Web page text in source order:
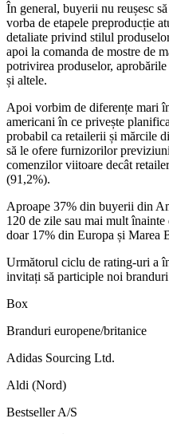
În general, buyerii nu reușesc
vorba de etapele preproducție
detaliate privind stilul
apoi la comanda de mostre de
potrivirea produselor,
și altele.
Apoi vorbim de diferențe mari
americani în ce privește
probabil ca retailerii și mărcile
să le ofere furnizorilor
comenzilor viitoare decât
(91,2%).
Aproape 37% din buyerii din
120 de zile sau mai mult
doar 17% din Europa și Marea
Următorul ciclu de rating-uri a
invitați să participle noi
Box
Branduri europene/britanice
Adidas Sourcing Ltd.
Aldi (Nord)
Bestseller A/S